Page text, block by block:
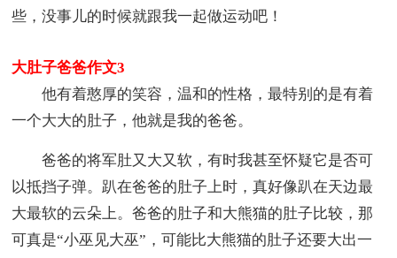
些，没事儿的时候就跟我一起做运动吧！
大肚子爸爸作文3
他有着憨厚的笑容，温和的性格，最特别的是有着
一个大大的肚子，他就是我的爸爸。
爸爸的将军肚又大又软，有时我甚至怀疑它是否可
以抵挡子弹。趴在爸爸的肚子上时，真好像趴在天边最
大最软的云朵上。爸爸的肚子和大熊猫的肚子比较，那
可真是“小巫见大巫”，可能比大熊猫的肚子还要大出一